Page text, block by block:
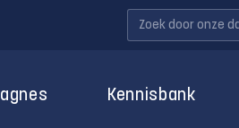
Kennisbank